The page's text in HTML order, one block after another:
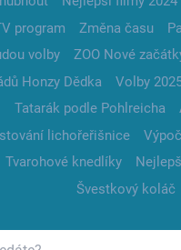
program
Změna času
volby
ZOO Nové
Honzy Dědka
Volby
Tatarák podle Pohlreicha
lichořeřišnice
Tvarohové knedlíky
Švestkový koláč